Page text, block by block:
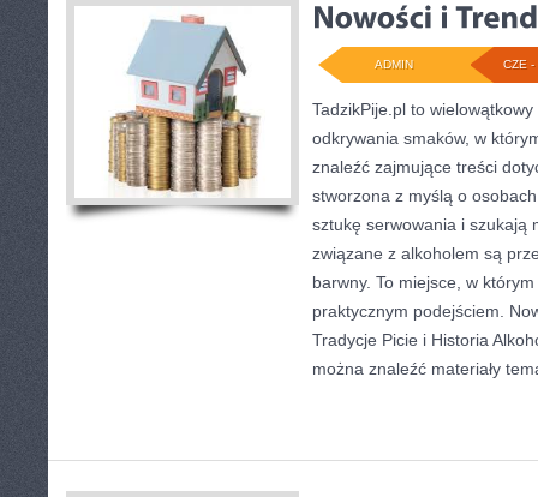
CZE -
ADMIN
TadzikPije.pl to
odkrywania smaków, w
znaleźć zajmujące treści
stworzona z myślą o
sztukę serwowania i szukają
związane z alkoholem są
barwny. To miejsce, w
praktycznym podejściem.
Tradycje Picie i Historia
można znaleźć materiały